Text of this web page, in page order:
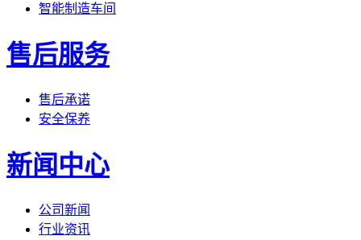
智能制造车间
售后服务
售后承诺
安全保养
新闻中心
公司新闻
行业资讯